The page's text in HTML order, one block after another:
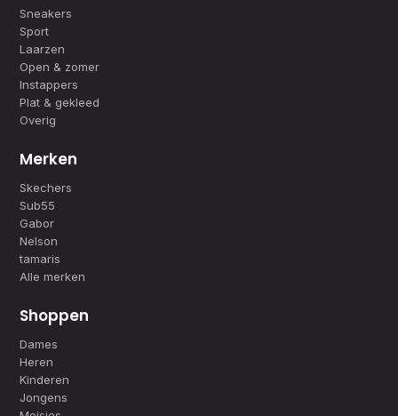
Sneakers
Sport
Laarzen
Open & zomer
Instappers
Plat & gekleed
Overig
Merken
Skechers
Sub55
Gabor
Nelson
tamaris
Alle merken
Shoppen
Dames
Heren
Kinderen
Jongens